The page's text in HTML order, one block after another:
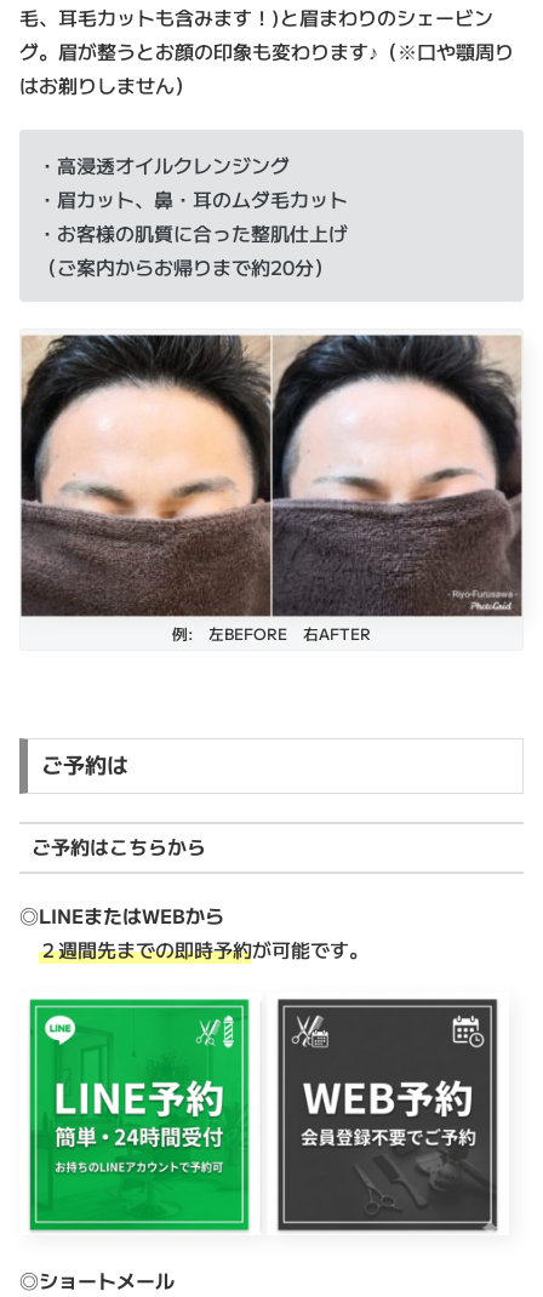
毛、耳毛カットも含みます！)と眉まわりのシェービン
グ。眉が整うとお顔の印象も変わります♪（※口や顎周り
はお剃りしません）
・高浸透オイルクレンジング
・眉カット、鼻・耳のムダ毛カット
・お客様の肌質に合った整肌仕上げ
（ご案内からお帰りまで約20分）
例: 左BEFORE 右AFTER
ご予約は
ご予約はこちらから
◎LINEまたはWEBから
２週間先までの即時予約が可能です。
◎ショートメール